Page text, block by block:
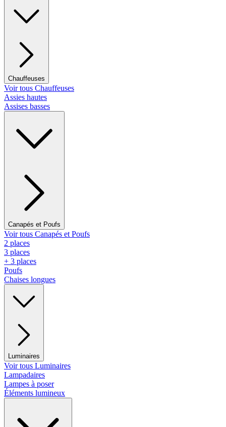
Chauffeuses
Voir tous Chauffeuses
Assies hautes
Assises basses
Canapés et Poufs
Voir tous Canapés et Poufs
2 places
3 places
+ 3 places
Poufs
Chaises longues
Luminaires
Voir tous Luminaires
Lampadaires
Lampes à poser
Éléments lumineux